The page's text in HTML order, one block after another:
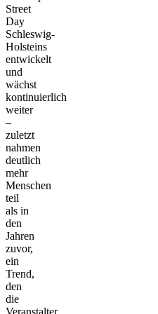
Street
Day
Schleswig-
Holsteins
entwickelt
und
wächst
kontinuierlich
weiter
–
zuletzt
nahmen
deutlich
mehr
Menschen
teil
als in
den
Jahren
zuvor,
ein
Trend,
den
die
Veranstalter